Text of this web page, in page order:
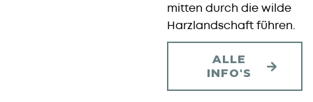
mitten durch die wilde
Harzlandschaft führen.
ALLE
INFO'S